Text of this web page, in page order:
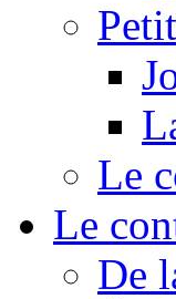
Le
Le
De